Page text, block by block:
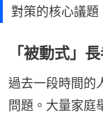
對策的核心議題
「被動式」
過去一段時間的
問題。大量家庭